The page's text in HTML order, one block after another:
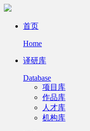
首页
Home
译研库
Database
项目库
作品库
人才库
机构库